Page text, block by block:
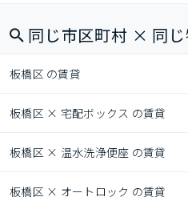
同じ市区町村 × 同
板橋区 の賃貸
板橋区 × 宅配ボックス の賃貸
板橋区 × 温水洗浄便座 の賃貸
板橋区 × オートロック の賃貸